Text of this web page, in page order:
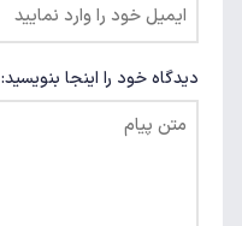
دیدگاه خود را اینجا بنویسید: